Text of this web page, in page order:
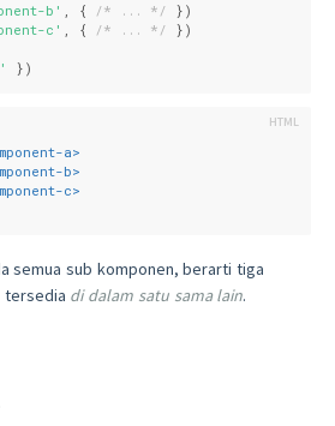
b' , { /* ... */ })
c' , { /* ... */ })
})
a>
b>
c>
semua sub komponen, berarti tiga
tersedia di dalam satu sama lain.